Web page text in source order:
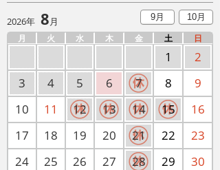
2026年 8月 9月 10月
月 火 水 木 金 土 日
1
2
3
4 5 6 7 8
9
10
11 12 13 14 15
16
17
18 19 20 21 22
23
24
25 26 27 28 29
30